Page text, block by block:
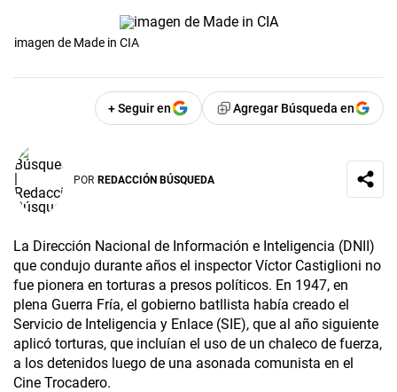
imagen de Made in CIA
+ Seguir en Agregar Búsqueda en
POR REDACCIÓN BÚSQUEDA
La Dirección Nacional de Información e Inteligencia (DNII)
que condujo durante años el inspector Víctor Castiglioni no
fue pionera en torturas a presos políticos. En 1947, en
plena Guerra Fría, el gobierno batllista había creado el
Servicio de Inteligencia y Enlace (SIE), que al año siguiente
aplicó torturas, que incluían el uso de un chaleco de fuerza,
a los detenidos luego de una asonada comunista en el
Cine Trocadero.